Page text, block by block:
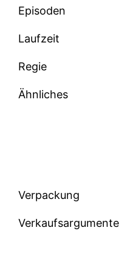
Episoden
Laufzeit
Regie
Ähnliches
Verpackung
Verkaufsargumente